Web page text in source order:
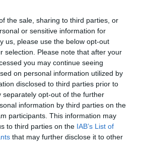
the sale, sharing to third parties, or
or sensitive information for
us, please use the below opt-out
selection. Please note that after your
you may continue seeing
on personal information utilized by
disclosed to third parties prior to
separately opt-out of the further
information by third parties on the
participants. This information may
to third parties on the IAB’s List of
that may further disclose it to other
előtt
le a régi kapcsolatodat, nem
kapcsolatba kezdj. Ha a
miatt felelőtlenül beleugrasz egy
tovább fokozod a lelki sérülés
ne érezd egyfajta
válás inkább arra a törekvésre utal,
rossz házasságot egy jobb
van elég bátorsága is megtenni a
Arra viszont figyelj, hogy ne válassz
hasonlót. Hidd el: érezni fogod, ha
és addigra az életedbe is